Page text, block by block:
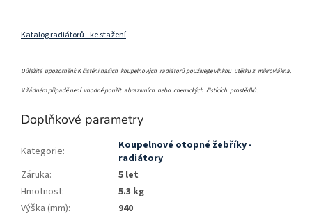
Katalog radiátorů - ke stažení
Důležité upozornění: K čistění našich koupelnových radiátorů použivejte vlhkou utěrku z mikrovlákna.
V žádném případě není vhodné použít abrazivních nebo chemických čistících prostědků.
Doplňkové parametry
Kategorie:
Koupelnové otopné žebříky -
radiátory
Záruka:
5 let
Hmotnost:
5.3 kg
Výška (mm):
940